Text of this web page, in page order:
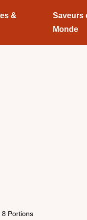
&
Saveurs
Monde
8 Portions